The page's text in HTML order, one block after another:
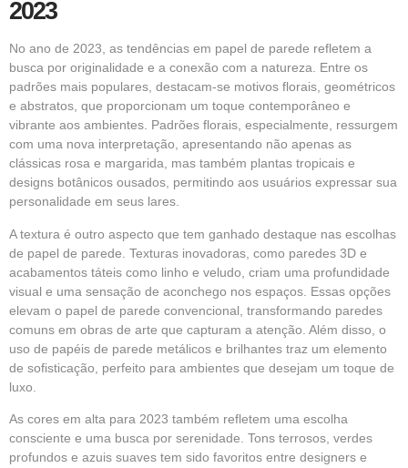
2023
No ano de 2023, as tendências em papel de parede refletem a
busca por originalidade e a conexão com a natureza. Entre os
padrões mais populares, destacam-se motivos florais, geométricos
e abstratos, que proporcionam um toque contemporâneo e
vibrante aos ambientes. Padrões florais, especialmente, ressurgem
com uma nova interpretação, apresentando não apenas as
clássicas rosa e margarida, mas também plantas tropicais e
designs botânicos ousados, permitindo aos usuários expressar sua
personalidade em seus lares.
A textura é outro aspecto que tem ganhado destaque nas escolhas
de papel de parede. Texturas inovadoras, como paredes 3D e
acabamentos táteis como linho e veludo, criam uma profundidade
visual e uma sensação de aconchego nos espaços. Essas opções
elevam o papel de parede convencional, transformando paredes
comuns em obras de arte que capturam a atenção. Além disso, o
uso de papéis de parede metálicos e brilhantes traz um elemento
de sofisticação, perfeito para ambientes que desejam um toque de
luxo.
As cores em alta para 2023 também refletem uma escolha
consciente e uma busca por serenidade. Tons terrosos, verdes
profundos e azuis suaves tem sido favoritos entre designers e